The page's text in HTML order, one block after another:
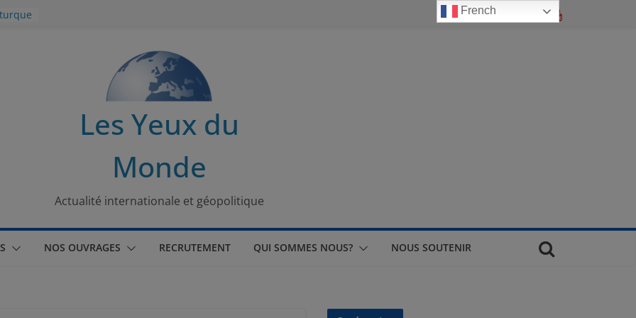
Les Yeux du
Monde
Actualité internationale et géopolitique
NOS OUVRAGES RECRUTEMENT QUI SOMMES NOUS? NOUS SOUTENIR
French